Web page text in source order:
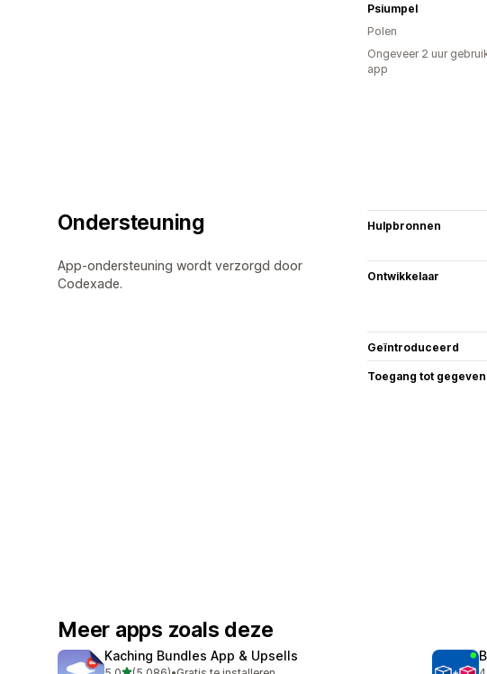
Psiumpel
Polen
Ongeveer 2 uur
app
Ondersteuning
App-ondersteuning wordt verzorgd door
Codexade.
Hulpbronnen
Ontwikkelaar
Geïntroduceerd
Toegang tot
Meer apps zoals deze
Kaching Bundles App & Upsells